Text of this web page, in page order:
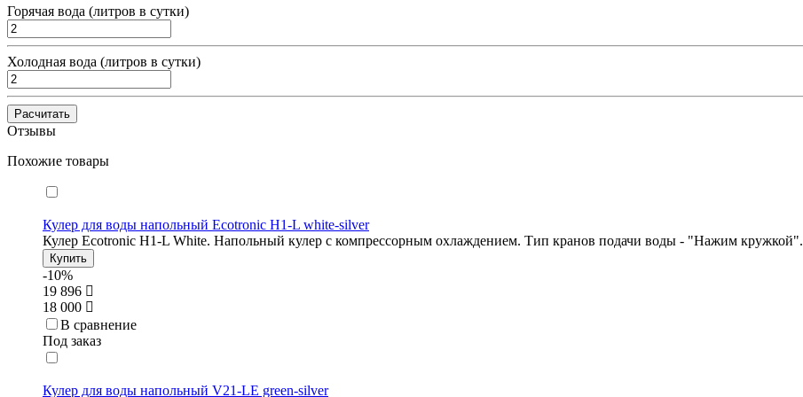
Горячая вода (литров в сутки)
Холодная вода (литров в сутки)
Расчитать
Отзывы
Похожие товары
Кулер для воды напольный Ecotronic H1-L white-silver
Кулер Ecotronic H1-L White. Напольный кулер с компрессорным охлаждением. Тип кранов подачи воды - "Нажим кружкой".
Купить
-10%
19 896
18 000
В сравнение
Под заказ
Кулер для воды напольный V21-LE green-silver